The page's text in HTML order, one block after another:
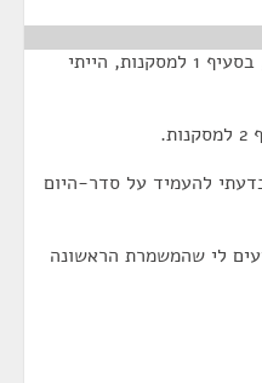
במקום "הוועדה מקבלת בברכה", בסעיף 1 למסקנות, הייתי
להעמיד על סדר-היום
לי שהמשמרת הראשונה